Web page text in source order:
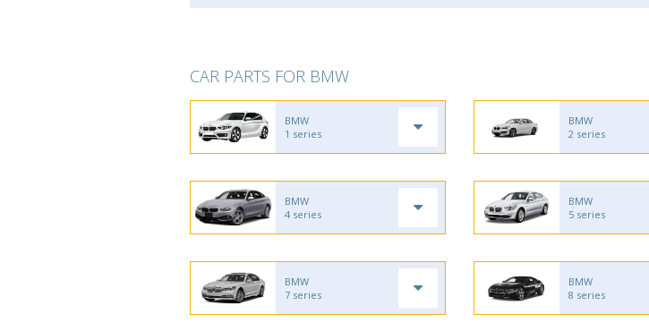
CAR PARTS FOR BMW
BMW
1 series
BMW
2 series
BMW
4 series
BMW
5 series
BMW
7 series
BMW
8 series